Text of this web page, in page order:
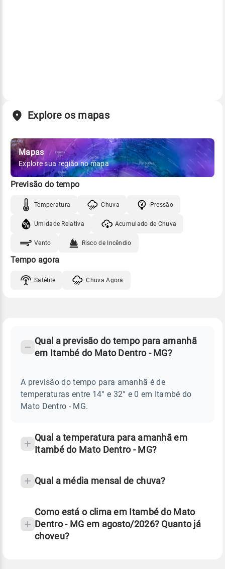
Explore os mapas
Mapas
Explore sua região no mapa
Previsão do tempo
Temperatura Chuva Pressão
Umidade Relativa Acumulado de Chuva
Vento Risco de Incêndio
Tempo agora
Satélite Chuva Agora
DENTRO
Perguntas
sobre
chuva
Qual a previsão do tempo para amanhã
em Itambé do Mato Dentro - MG?
A previsão do tempo para amanhã é de
temperaturas entre 14° e 32° e 0 em Itambé do
Mato Dentro - MG.
Qual a temperatura para amanhã em
Itambé do Mato Dentro - MG?
Qual a média mensal de chuva?
Como está o clima em Itambé do Mato
Dentro - MG em agosto/2026? Quanto já
choveu?